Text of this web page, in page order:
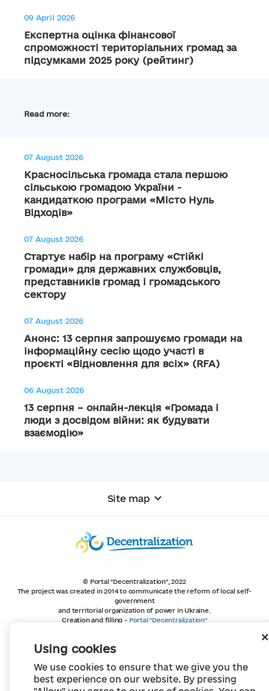
Using cookies
We use cookies to ensure that we give you the
best experience on our website. By pressing
09 April 2026
Експертна оцінка фінансової
спроможності територіальних громад за
підсумками 2025 року (рейтинг)
Read more:
07 August 2026
Красносільська громада стала першою
сільською громадою України -
кандидаткою програми «Місто Нуль
Відходів»
07 August 2026
Стартує набір на програму «Стійкі
громади» для державних службовців,
представників громад і громадського
сектору
07 August 2026
Анонс: 13 серпня запрошуємо громади на
інформаційну сесію щодо участі в
проєкті «Відновлення для всіх» (RFA)
06 August 2026
13 серпня – онлайн-лекція «Громада і
люди з досвідом війни: як будувати
взаємодію»
Site map
© Portal "Decentralization", 2022
The project was created in 2014 to communicate the reform of local self-
government
and territorial organization of power in Ukraine.
Creation and filling - Portal "Decentralization"
unless otherwise indicated